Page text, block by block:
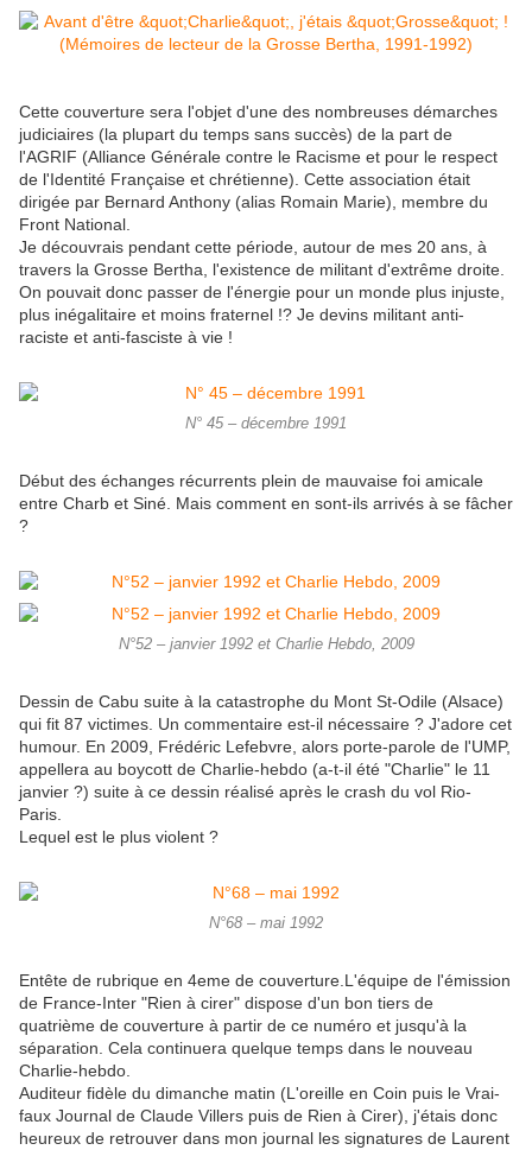
Cette couverture sera l'objet d'une des nombreuses démarches
judiciaires (la plupart du temps sans succès) de la part de
l'AGRIF (Alliance Générale contre le Racisme et pour le respect
de l'Identité Française et chrétienne). Cette association était
dirigée par Bernard Anthony (alias Romain Marie), membre du
Front National.
Je découvrais pendant cette période, autour de mes 20 ans, à
travers la Grosse Bertha, l'existence de militant d'extrême droite.
On pouvait donc passer de l'énergie pour un monde plus injuste,
plus inégalitaire et moins fraternel !? Je devins militant anti-
raciste et anti-fasciste à vie !
N° 45 – décembre 1991
Début des échanges récurrents plein de mauvaise foi amicale
entre Charb et Siné. Mais comment en sont-ils arrivés à se fâcher
?
N°52 – janvier 1992 et Charlie Hebdo, 2009
Dessin de Cabu suite à la catastrophe du Mont St-Odile (Alsace)
qui fit 87 victimes. Un commentaire est-il nécessaire ? J'adore cet
humour. En 2009, Frédéric Lefebvre, alors porte-parole de l'UMP,
appellera au boycott de Charlie-hebdo (a-t-il été "Charlie" le 11
janvier ?) suite à ce dessin réalisé après le crash du vol Rio-
Paris.
Lequel est le plus violent ?
N°68 – mai 1992
Entête de rubrique en 4eme de couverture.L'équipe de l'émission
de France-Inter "Rien à cirer" dispose d'un bon tiers de
quatrième de couverture à partir de ce numéro et jusqu'à la
séparation. Cela continuera quelque temps dans le nouveau
Charlie-hebdo.
Auditeur fidèle du dimanche matin (L'oreille en Coin puis le Vrai-
faux Journal de Claude Villers puis de Rien à Cirer), j'étais donc
heureux de retrouver dans mon journal les signatures de Laurent